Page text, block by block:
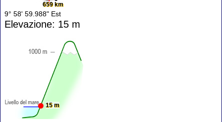
659 km
9° 58' 59.988" Est
Elevazione: 15 m
15 m